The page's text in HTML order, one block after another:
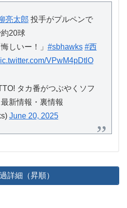
亮太郎 投手がプルペンで
20球
しいー！」 #sbhawks #西
VPwM4pDtlO
タカ番がつぶやくソフ
新情報・裏情報
June 20, 2025
詳細（昇順）